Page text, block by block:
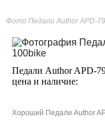
Фото Педали Author APD-
Педали Author APD-
цена и наличие:
Хороший Педали Author